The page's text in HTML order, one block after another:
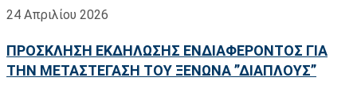
24 Απριλίου 2026
ΠΡΟΣΚΛΗΣΗ ΕΚΔΗΛΩΣΗΣ ΕΝΔΙΑΦΕΡΟΝΤΟΣ ΓΙΑ
ΤΗΝ ΜΕΤΑΣΤΕΓΑΣΗ ΤΟΥ ΞΕΝΩΝΑ ”ΔΙΑΠΛΟΥΣ”